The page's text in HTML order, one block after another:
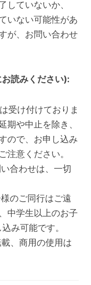
していないか、
いない可能性があ
が、お問い合わせ
読みください):
受け付けておりま
期や中止を除き、
ので、お申し込み
注意ください。
合わせは、一切
のご同行はご遠
中学生以上のお子
み可能です。
、商用の使用は